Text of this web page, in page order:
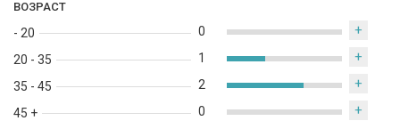
ВОЗРАСТ
- 20
20 - 35
35 - 45
45 +
0 +
1 +
2 +
0 +